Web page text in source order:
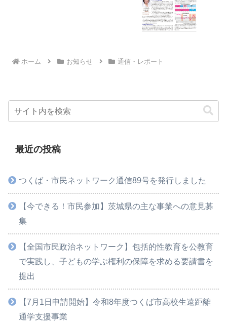
ホーム お知らせ 通信・レポート
最近の投稿
つくば・市民ネットワーク通信89号を発行しました
【今できる！市民参加】茨城県の主な事業への意見募
集
【全国市民政治ネットワーク】包括的性教育を公教育
で実践し、子どもの学ぶ権利の保障を求める要請書を
提出
【7月1日申請開始】令和8年度つくば市高校生遠距離
通学支援事業